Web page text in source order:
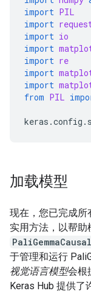
import PIL
import
import io
import
import re
import
import
from PIL
keras .config .
加载模型
现在，您已完成所
实用方法，以帮
于管理和运行
视觉语言模型会根
Keras Hub 提供了